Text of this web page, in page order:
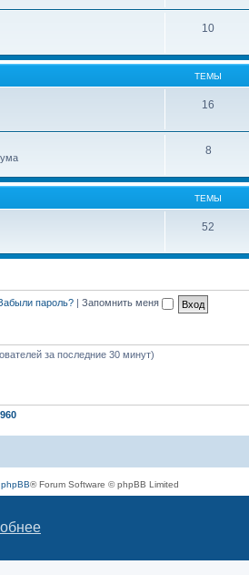
10
ТЕМЫ
16
8
ТЕМЫ
52
пароль? Запомнить меня
за последние 30 минут)
phpBB® Forum Software © phpBB Limited